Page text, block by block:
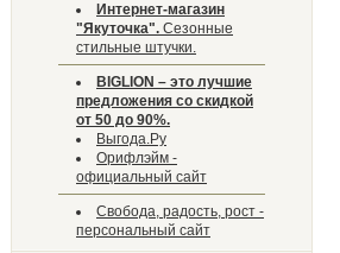
Интернет-магазин
"Якуточка". Сезонные
стильные штучки.
BIGLION – это лучшие
предложения со скидкой
от 50 до 90%.
Выгода.Ру
Орифлэйм -
официальный сайт
Свобода, радость, рост -
персональный сайт